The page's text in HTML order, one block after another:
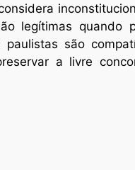
legítimas quando
são
a livre